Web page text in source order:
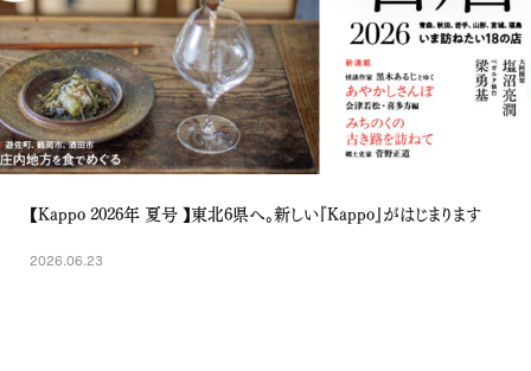
【Kappo 2026年 夏号 】東北6県へ。新しい『Kappo』がはじまります
2026.06.23